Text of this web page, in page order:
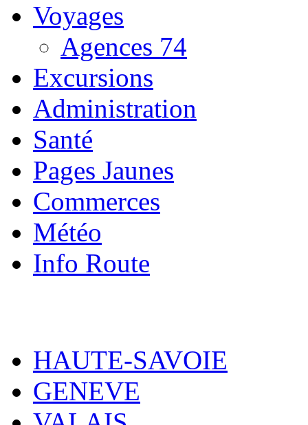
Voyages
Agences 74
Excursions
Administration
Santé
Pages Jaunes
Commerces
Météo
Info Route
HAUTE-SAVOIE
GENEVE